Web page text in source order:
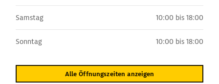
Samstag 10:00 bis 18:00
Sonntag 10:00 bis 18:00
Alle Öffnungszeiten anzeigen